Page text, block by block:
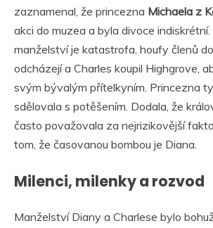
zaznamenal, že princezna Michaela z
akci do muzea a byla divoce
manželství je katastrofa, houfy členů
odcházejí a Charles koupil Highgrove,
svým bývalým přítelkyním. Princezna
sdělovala s potěšením. Dodala, že
často považovala za nejrizikovější
tom, že časovanou bombou je Diana.
Milenci, milenky a rozvod
Manželství Diany a Charlese bylo